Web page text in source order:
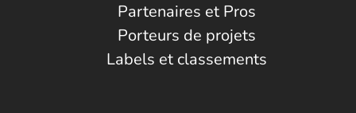
Partenaires et Pros
Porteurs de projets
Labels et classements